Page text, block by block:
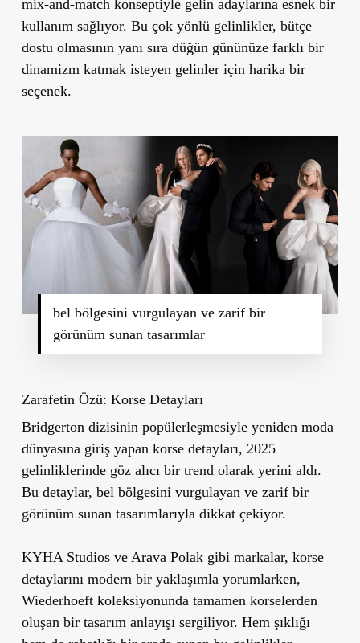
mix-and-match konseptiyle gelin adaylarına esnek bir
kullanım sağlıyor. Bu çok yönlü gelinlikler, bütçe
dostu olmasının yanı sıra düğün gününüze farklı bir
dinamizm katmak isteyen gelinler için harika bir
seçenek.
bel bölgesini vurgulayan ve zarif bir
görünüm sunan tasarımlar
Zarafetin Özü: Korse Detayları
Bridgerton dizisinin popülerleşmesiyle yeniden moda
dünyasına giriş yapan korse detayları, 2025
gelinliklerinde göz alıcı bir trend olarak yerini aldı.
Bu detaylar, bel bölgesini vurgulayan ve zarif bir
görünüm sunan tasarımlarıyla dikkat çekiyor.
KYHA Studios ve Arava Polak gibi markalar, korse
detaylarını modern bir yaklaşımla yorumlarken,
Wiederhoeft koleksiyonunda tamamen korselerden
oluşan bir tasarım anlayışı sergiliyor. Hem şıklığı